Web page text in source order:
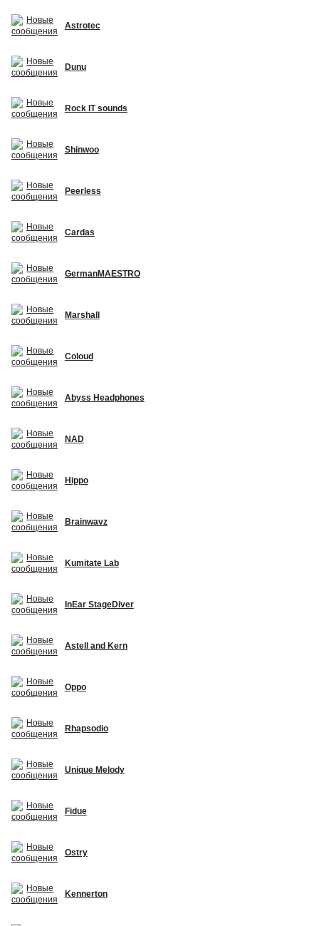
Astrotec
Dunu
Rock IT sounds
Shinwoo
Peerless
Cardas
GermanMAESTRO
Marshall
Coloud
Abyss Headphones
NAD
Hippo
Brainwavz
Kumitate Lab
InEar StageDiver
Astell and Kern
Oppo
Rhapsodio
Unique Melody
Fidue
Ostry
Kennerton